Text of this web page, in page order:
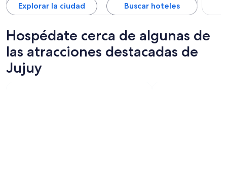
Explorar la ciudad Buscar hoteles
Hospédate cerca de algunas de
las atracciones destacadas de
Jujuy